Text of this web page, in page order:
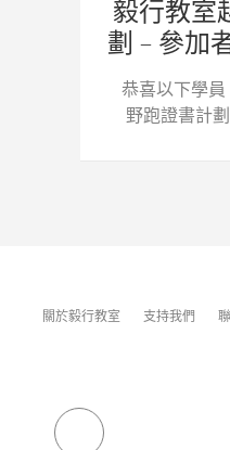
毅行教室
劃 – 參加
恭喜以下學
野跑證書計
關於毅行教室 支持我們